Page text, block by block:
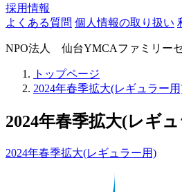
採用情報
よくある質問 個人情報の取り扱い
NPO法人 仙台YMCAファミリー
トップページ
2024年春季拡大(レギュラー
2024年春季拡大(レギ
2024年春季拡大(レギュラー用)